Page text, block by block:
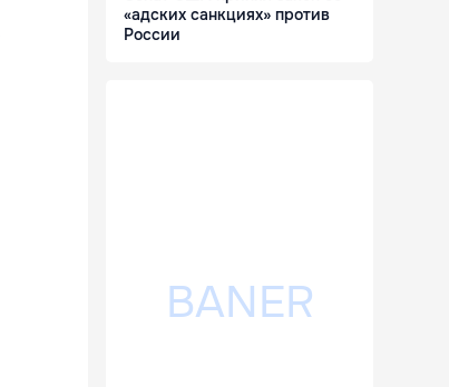
«адских санкциях» против
России